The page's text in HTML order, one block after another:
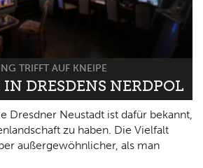
TRIFFT AUF KNEIPE
DRESDENS NERDPOL
Dresdner Neustadt ist dafür bekannt,
zu haben. Die Vielfalt
außergewöhnlicher, als man